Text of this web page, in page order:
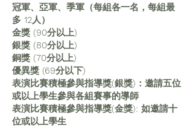
冠軍、亞軍、季軍（每組各一名，每組最
多 12人）
金獎 (90分以上)
銀獎 (80分以上)
銅獎 (70分以上)
優異獎 (69分以下)
表演比賽積極參與指導獎(銀獎)：邀請五位
或以上學生參與各組賽事的導師
表演比賽積極參與指導獎(金獎): 如邀請十
位或以上學生